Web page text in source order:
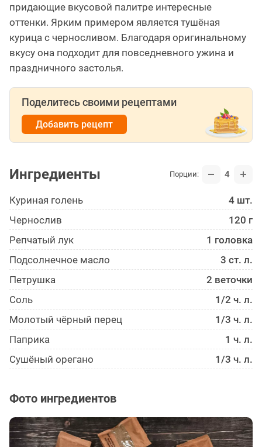
придающие вкусовой палитре интересные
оттенки. Ярким примером является тушёная
курица с черносливом. Благодаря оригинальному
вкусу она подходит для повседневного ужина и
праздничного застолья.
Поделитесь своими рецептами
Добавить рецепт
Ингредиенты Порции: 4
Куриная голень
4 шт.
Чернослив
120 г
Репчатый лук
1 головка
Подсолнечное масло
3 ст. л.
Петрушка
2 веточки
Соль
1/2 ч. л.
Молотый чёрный перец
1/3 ч. л.
Паприка
1 ч. л.
Сушёный орегано
1/3 ч. л.
Фото ингредиентов